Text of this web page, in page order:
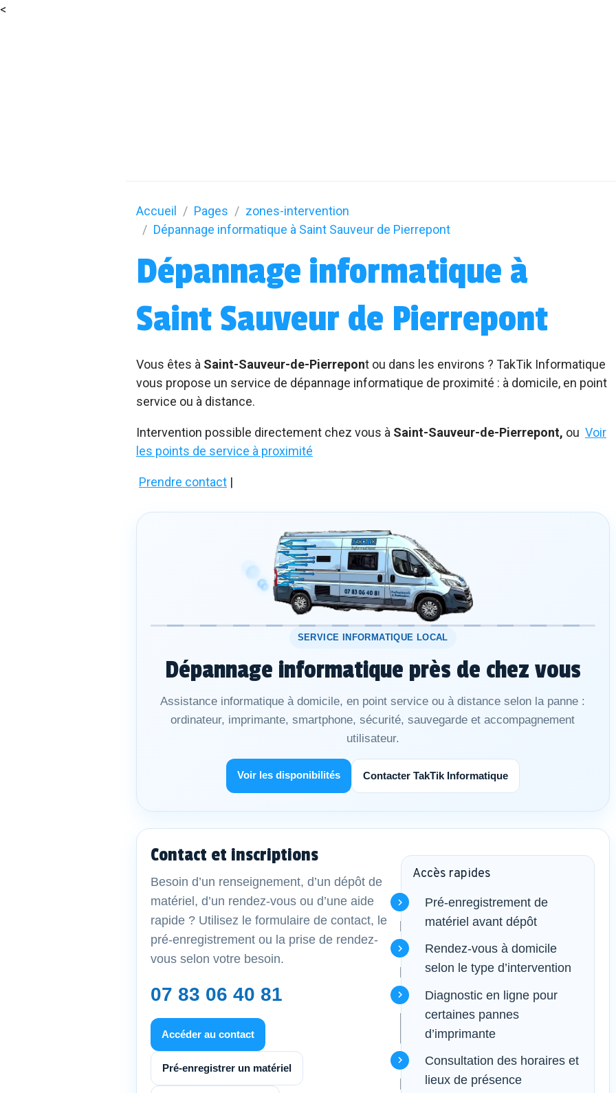
<
Accueil Pages
zones-intervention
Dépannage informatique à Saint Sauveur de Pierrepont
Dépannage informatique à
Saint Sauveur de Pierrepont
Vous êtes à Saint-Sauveur-de-Pierrepont ou dans les environs ? TakTik Informatique
vous propose un service de dépannage informatique de proximité : à domicile, en point
service ou à distance.
Intervention possible directement chez vous à Saint-Sauveur-de-Pierrepont, ou Voir
les points de service à proximité
Prendre contact |
SERVICE INFORMATIQUE LOCAL
Dépannage informatique près de chez vous
Assistance informatique à domicile, en point service ou à distance selon la panne :
ordinateur, imprimante, smartphone, sécurité, sauvegarde et accompagnement
utilisateur.
Voir les disponibilités Contacter TakTik Informatique
Contact et inscriptions
Besoin d’un renseignement, d’un dépôt de
matériel, d’un rendez-vous ou d’une aide
rapide ? Utilisez le formulaire de contact, le
pré-enregistrement ou la prise de rendez-
vous selon votre besoin.
07 83 06 40 81
Accéder au contact
Pré-enregistrer un matériel
Accès rapides
Pré-enregistrement de
matériel avant dépôt
Rendez-vous à domicile
selon le type d’intervention
Diagnostic en ligne pour
certaines pannes
d’imprimante
Consultation des horaires et
lieux de présence